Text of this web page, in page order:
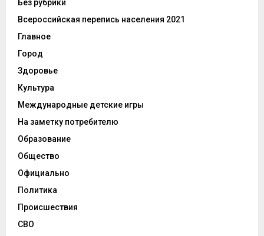
Без рубрики
Всероссийская перепись населения 2021
Главное
Город
Здоровье
Культура
Международные детские игры
На заметку потребителю
Образование
Общество
Официально
Политика
Происшествия
СВО